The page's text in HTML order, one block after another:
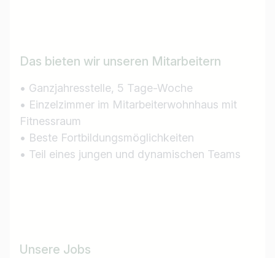
Das bieten wir unseren Mitarbeitern
• Ganzjahresstelle, 5 Tage-Woche
• Einzelzimmer im Mitarbeiterwohnhaus mit
Fitnessraum
• Beste Fortbildungsmöglichkeiten
• Teil eines jungen und dynamischen Teams
Unsere Jobs